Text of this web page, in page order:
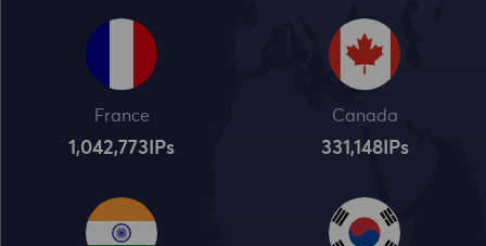
France
1,042,773 IPs
Canada
331,148IPs